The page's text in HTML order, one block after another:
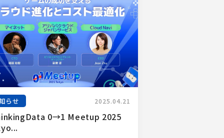
らせ 2025.04.21
0→1 Meetup 2025